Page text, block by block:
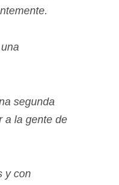
segunda
a la gente de
y con